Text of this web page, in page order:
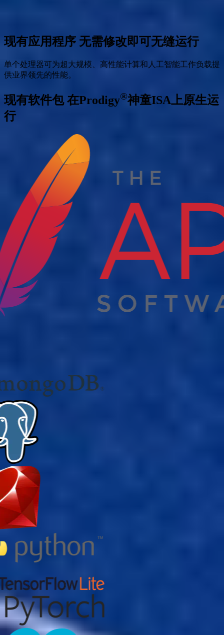
现有应用程序 无需修改即可无缝运行
单个处理器可为超大规模、高性能计算和人工智能工作负载提
供业界领先的性能。
现有软件包 在Prodigy®神童ISA上原生运
行